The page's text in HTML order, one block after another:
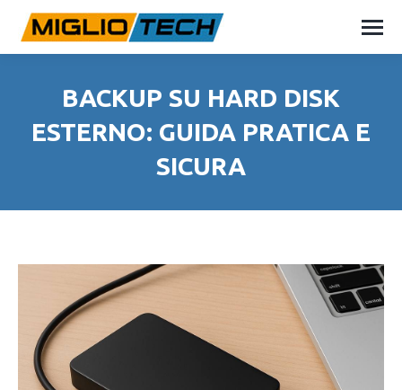
BACKUP SU HARD DISK
ESTERNO: GUIDA PRATICA E
SICURA